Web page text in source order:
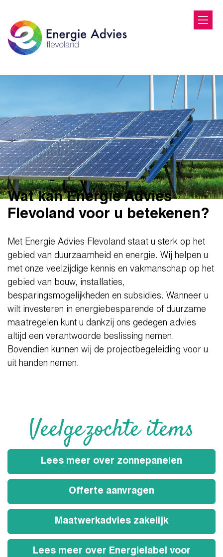
Wat kan Energie Advies
Flevoland voor u betekenen?
Met Energie Advies Flevoland staat u sterk op het
gebied van duurzaamheid en energie. Wij helpen u
met onze veelzijdige kennis en vakmanschap op het
gebied van bouw, installaties,
besparingsmogelijkheden en subsidies. Wanneer u
wilt investeren in energiebesparende of duurzame
maatregelen kunt u dankzij ons gedegen advies
altijd een verantwoorde beslissing nemen.
Bovendien kunnen wij de projectbegeleiding voor u
uit handen nemen.
Veelgezochte items
Lees meer over zonnepanelen
Offerte aanvragen
Maatwerkadvies zakelijk
Lees meer over Energielabel voor